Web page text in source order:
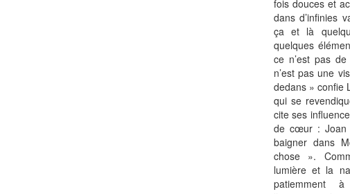
fois douces et
dans d’infinies
ça et là
quelques
ce n’est pas
n’est pas une
dedans » confie
qui se
cite ses
de cœur : Joan
baigner dans
chose ».
lumière et la
patiemment à